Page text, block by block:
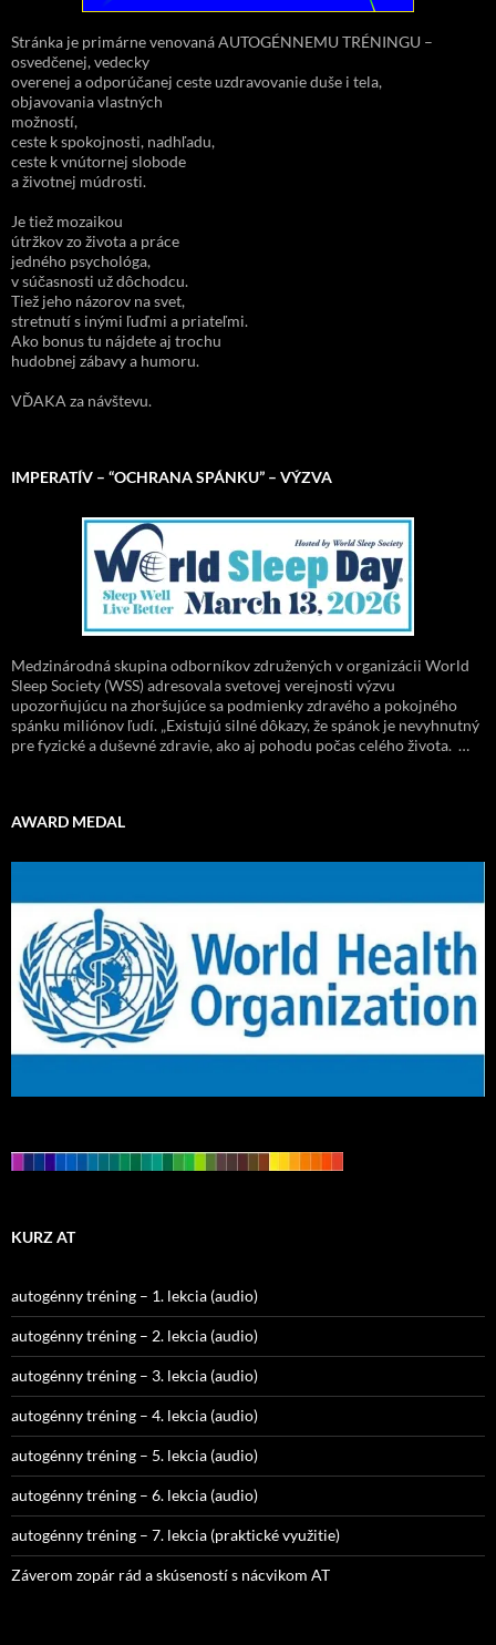
Stránka je primárne venovaná AUTOGÉNNEMU TRÉNINGU –
osvedčenej, vedecky
overenej a odporúčanej ceste uzdravovanie duše i tela,
objavovania vlastných
možností,
ceste k spokojnosti, nadhľadu,
ceste k vnútornej slobode
a životnej múdrosti.
Je tiež mozaikou
útržkov zo života a práce
jedného psychológa,
v súčasnosti už dôchodcu.
Tiež jeho názorov na svet,
stretnutí s inými ľuďmi a priateľmi.
Ako bonus tu nájdete aj trochu
hudobnej zábavy a humoru.
VĎAKA za návštevu.
IMPERATÍV – “OCHRANA SPÁNKU” – VÝZVA
Medzinárodná skupina odborníkov združených v organizácii World
Sleep Society (WSS) adresovala svetovej verejnosti výzvu
upozorňujúcu na zhoršujúce sa podmienky zdravého a pokojného
spánku miliónov ľudí. „Existujú silné dôkazy, že spánok je nevyhnutný
pre fyzické a duševné zdravie, ako aj pohodu počas celého života. …
AWARD MEDAL
KURZ AT
autogénny tréning – 1. lekcia (audio)
autogénny tréning – 2. lekcia (audio)
autogénny tréning – 3. lekcia (audio)
autogénny tréning – 4. lekcia (audio)
autogénny tréning – 5. lekcia (audio)
autogénny tréning – 6. lekcia (audio)
autogénny tréning – 7. lekcia (praktické využitie)
Záverom zopár rád a skúseností s nácvikom AT